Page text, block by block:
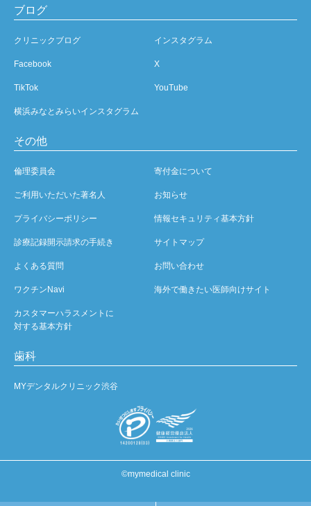
ブログ
クリニックブログ インスタグラム
Facebook X
TikTok YouTube
横浜みなとみらいインスタグラム
その他
倫理委員会 寄付金について
ご利用いただいた著名人 お知らせ
プライバシーポリシー 情報セキュリティ基本方針
診療記録開示請求の手続き サイトマップ
よくある質問 お問い合わせ
ワクチンNavi 海外で働きたい医師向けサイト
カスタマーハラスメントに
対する基本方針
歯科
MYデンタルクリニック渋谷
©mymedical clinic